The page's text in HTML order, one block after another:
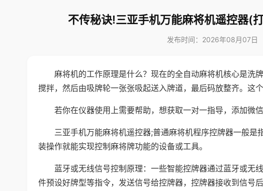
不传秘诀!三亚手机万能麻将机遥控器(
发布时间：2026年08月07日
麻将机的工作原理是什么？现在的全自动麻将机核心是洗
搅拌，然后由吸牌轮一张张吸起送入牌道，最后码放整齐。这
若你在仪器使用上需要帮助，想获取一对一指导，添加微
三亚手机万能麻将机遥控器;普通麻将机程序控牌器一般是
装操作就能实现控制麻将牌功能的设备或工具。
蓝牙或无线信号控制原理：一些智能控牌器通过蓝牙或无
件预设好牌型等指令，发送信号给控牌器，控牌器接收到信号